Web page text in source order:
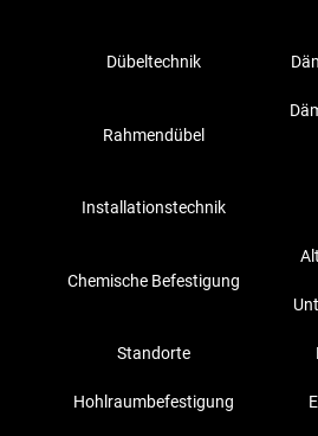
Dübeltechnik
Rahmendübel
Installationstechnik
Chemische Befestigung
Standorte
Hohlraumbefestigung